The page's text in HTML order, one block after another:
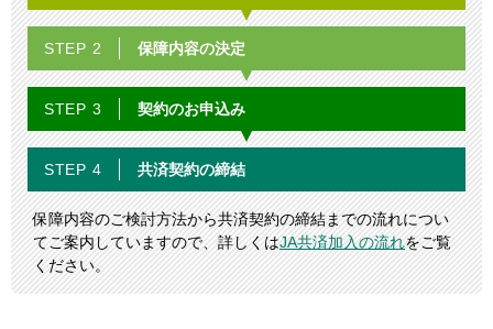
STEP 2 保障内容の決定
STEP 3 契約のお申込み
STEP 4 共済契約の締結
保障内容のご検討方法から共済契約の締結までの流れについ
てご案内していますので、詳しくはJA共済加入の流れをご覧
ください。